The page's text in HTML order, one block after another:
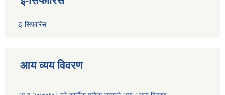
इ-सिफारिस
आय व्यय विवरण